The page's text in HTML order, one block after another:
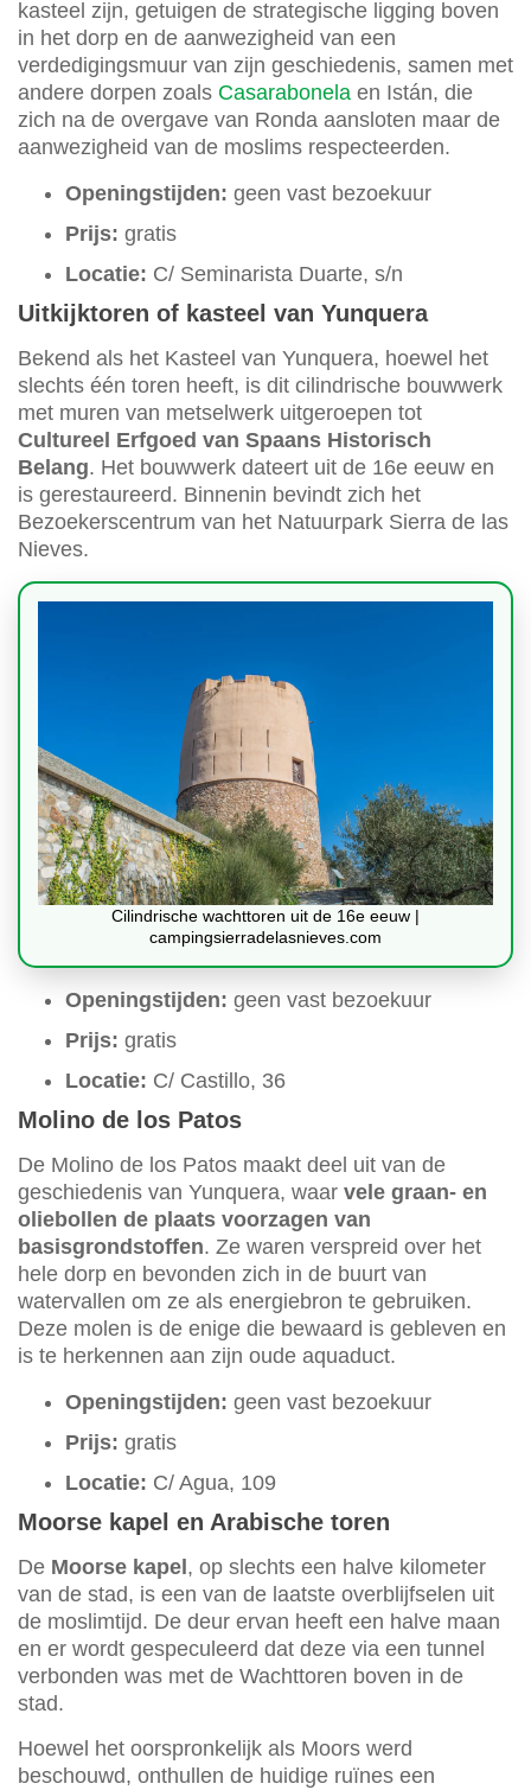
kasteel zijn, getuigen de strategische ligging boven
in het dorp en de aanwezigheid van een
verdedigingsmuur van zijn geschiedenis, samen met
andere dorpen zoals Casarabonela en Istán, die
zich na de overgave van Ronda aansloten maar de
aanwezigheid van de moslims respecteerden.
Openingstijden: geen vast bezoekuur
Prijs: gratis
Locatie: C/ Seminarista Duarte, s/n
Uitkijktoren of kasteel van Yunquera
Bekend als het Kasteel van Yunquera, hoewel het
slechts één toren heeft, is dit cilindrische bouwwerk
met muren van metselwerk uitgeroepen tot
Cultureel Erfgoed van Spaans Historisch
Belang. Het bouwwerk dateert uit de 16e eeuw en
is gerestaureerd. Binnenin bevindt zich het
Bezoekerscentrum van het Natuurpark Sierra de las
Nieves.
Cilindrische wachttoren uit de 16e eeuw |
campingsierradelasnieves.com
Openingstijden: geen vast bezoekuur
Prijs: gratis
Locatie: C/ Castillo, 36
Molino de los Patos
De Molino de los Patos maakt deel uit van de
geschiedenis van Yunquera, waar vele graan- en
oliebollen de plaats voorzagen van
basisgrondstoffen. Ze waren verspreid over het
hele dorp en bevonden zich in de buurt van
watervallen om ze als energiebron te gebruiken.
Deze molen is de enige die bewaard is gebleven en
is te herkennen aan zijn oude aquaduct.
Openingstijden: geen vast bezoekuur
Prijs: gratis
Locatie: C/ Agua, 109
Moorse kapel en Arabische toren
De Moorse kapel , op slechts een halve kilometer
van de stad, is een van de laatste overblijfselen uit
de moslimtijd. De deur ervan heeft een halve maan
en er wordt gespeculeerd dat deze via een tunnel
verbonden was met de Wachttoren boven in de
stad.
Hoewel het oorspronkelijk als Moors werd
beschouwd, onthullen de huidige ruïnes een